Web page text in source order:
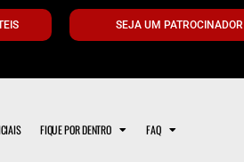
SEJA UM PATROCINADOR
FIQUE POR DENTRO FAQ